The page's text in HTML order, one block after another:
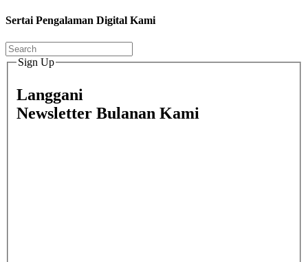
Sertai Pengalaman Digital Kami
Sign Up
Langgani
Newsletter Bulanan Kami